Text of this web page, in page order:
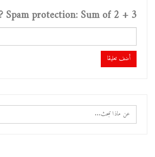
Spam protection: Sum of 2 + 3 ?